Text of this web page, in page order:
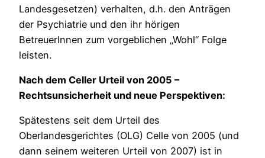
Landesgesetzen) verhalten, d.h. den Anträgen
der Psychiatrie und den ihr hörigen
BetreuerInnen zum vorgeblichen „Wohl“ Folge
leisten.
Nach dem Celler Urteil von 2005 –
Rechtsunsicherheit und neue Perspektiven:
Spätestens seit dem Urteil des
Oberlandesgerichtes (OLG) Celle von 2005 (und
dann seinem weiteren Urteil von 2007) ist in